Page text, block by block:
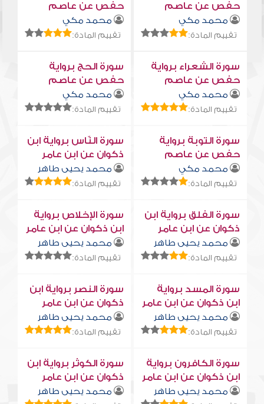
حفص عن عاصم
محمد مكي
تقييم المادة:
حفص عن عاصم
محمد مكي
تقييم المادة:
سورة الشعراء برواية
حفص عن عاصم
محمد مكي
تقييم المادة:
سورة الحج برواية
حفص عن عاصم
محمد مكي
تقييم المادة:
سورة التوبة برواية
حفص عن عاصم
محمد مكي
تقييم المادة:
سورة النّاس برواية ابن
ذكوان عن ابن عامر
محمد يحيى طاهر
تقييم المادة:
سورة الفلق برواية ابن
ذكوان عن ابن عامر
محمد يحيى طاهر
تقييم المادة:
سورة الإخلاص برواية
ابن ذكوان عن ابن عامر
محمد يحيى طاهر
تقييم المادة:
سورة المسد برواية
ابن ذكوان عن ابن عامر
محمد يحيى طاهر
تقييم المادة:
سورة النصر برواية ابن
ذكوان عن ابن عامر
محمد يحيى طاهر
تقييم المادة:
سورة الكافرون برواية
ابن ذكوان عن ابن عامر
محمد يحيى طاهر
سورة الكوثر برواية ابن
ذكوان عن ابن عامر
محمد يحيى طاهر